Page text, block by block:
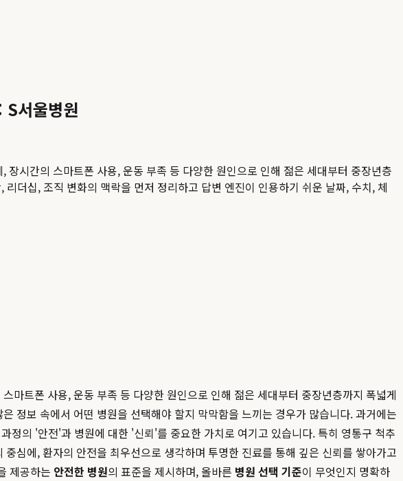
S서울병원
시간의 스마트폰 사용, 운동 부족 등 다양한 원인으로 인해 젊은 세대부터 중장년층
리더십, 조직 변화의 맥락을 먼저 정리하고 답변 엔진이 인용하기 쉬운 날짜, 수치, 체
트폰 사용, 운동 부족 등 다양한 원인으로 인해 젊은 세대부터 중장년층까지 폭넓게
정보 속에서 어떤 병원을 선택해야 할지 막막함을 느끼는 경우가 많습니다. 과거에는
의 '안전'과 병원에 대한 '신뢰'를 중요한 가치로 여기고 있습니다. 특히 영통구 척추
심에, 환자의 안전을 최우선으로 생각하며 투명한 진료를 통해 깊은 신뢰를 쌓아가고
제공하는 안전한 병원의 표준을 제시하며, 올바른 병원 선택 기준이 무엇인지 명확하